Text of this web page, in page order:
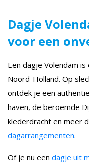
Dagje
voor een
Een dagje Volendam
Noord-Holland. Op
ontdek je een
haven, de beroemde
klederdracht en meer
dagarrangementen.
Of je nu een dagje uit